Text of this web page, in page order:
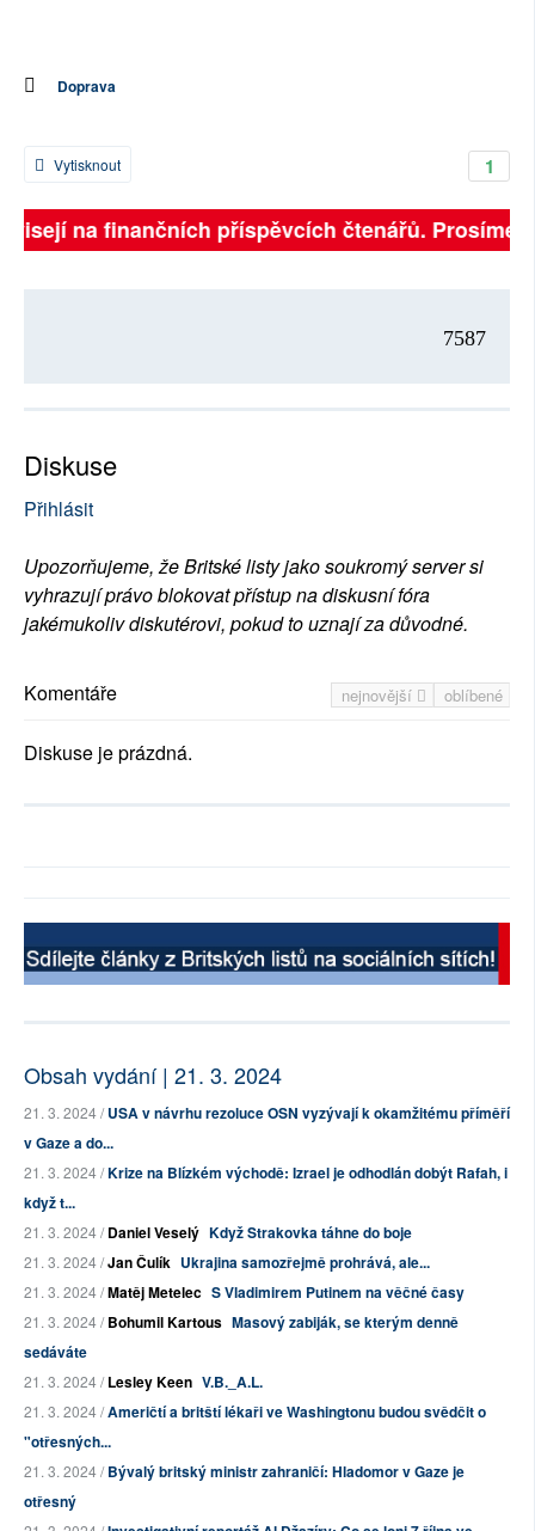
Doprava
1
Vytisknout
na finančních příspěvcích čtenářů. Prosíme,
7587
Diskuse
Přihlásit
Upozorňujeme, že Britské listy jako soukromý server si
vyhrazují právo blokovat přístup na diskusní fóra
jakémukoliv diskutérovi, pokud to uznají za důvodné.
nejnovější oblíbené
Komentáře
Diskuse je prázdná.
Obsah vydání | 21. 3. 2024
21. 3. 2024 /USA v návrhu rezoluce OSN vyzývají k okamžitému příměří
v Gaze a do...
21. 3. 2024 /Krize na Blízkém východě: Izrael je odhodlán dobýt Rafah, i
když t...
21. 3. 2024 /Daniel Veselý Když Strakovka táhne do boje
21. 3. 2024 /Jan Čulík Ukrajina samozřejmě prohrává, ale...
21. 3. 2024 /Matěj Metelec S Vladimirem Putinem na věčné časy
21. 3. 2024 /Bohumil Kartous Masový zabiják, se kterým denně
sedáváte
21. 3. 2024 /Lesley Keen V.B._A.L.
21. 3. 2024 /Američtí a britští lékaři ve Washingtonu budou svědčit o
"otřesných...
21. 3. 2024 /Bývalý britský ministr zahraničí: Hladomor v Gaze je
otřesný